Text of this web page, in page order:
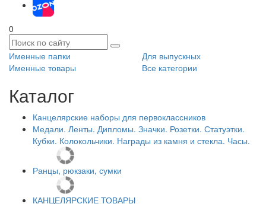
0
Именные папки
Для выпускных
Именные товары
Все категории
Каталог
Канцелярские наборы для первоклассников
Медали. Ленты. Дипломы. Значки. Розетки. Статуэтки.
Кубки. Колокольчики. Награды из камня и стекла. Часы.
Ранцы, рюкзаки, сумки
КАНЦЕЛЯРСКИЕ ТОВАРЫ